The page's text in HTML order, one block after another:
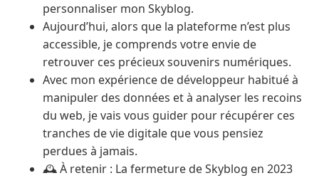
personnaliser mon Skyblog.
Aujourd’hui, alors que la plateforme n’est plus
accessible, je comprends votre envie de
retrouver ces précieux souvenirs numériques.
Avec mon expérience de développeur habitué à
manipuler des données et à analyser les recoins
du web, je vais vous guider pour récupérer ces
tranches de vie digitale que vous pensiez
perdues à jamais.
🕰️ À retenir : La fermeture de Skyblog en 2023